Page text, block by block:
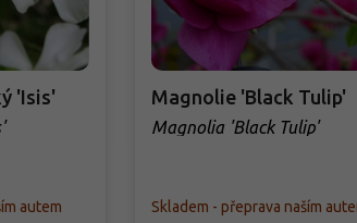
'Isis'
autem
Magnolie 'Black Tulip'
Magnolia 'Black Tulip'
Skladem - přeprava naším